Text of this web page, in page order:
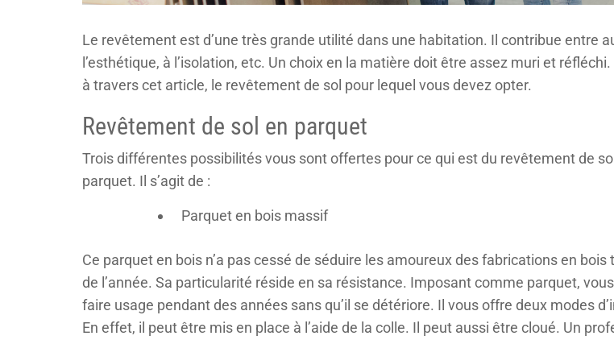
Le revêtement est d’une très grande utilité dans une habitation. Il contribue entre
l’esthétique, à l’isolation, etc. Un choix en la matière doit être assez muri et
à travers cet article, le revêtement de sol pour lequel vous devez opter.
Revêtement de sol en parquet
Trois différentes possibilités vous sont offertes pour ce qui est du revêtement de
parquet. Il s’agit de :
Parquet en bois massif
Ce parquet en bois n’a pas cessé de séduire les amoureux des fabrications en bois
de l’année. Sa particularité réside en sa résistance. Imposant comme parquet,
faire usage pendant des années sans qu’il se détériore. Il vous offre deux modes
En effet, il peut être mis en place à l’aide de la colle. Il peut aussi être cloué. Un